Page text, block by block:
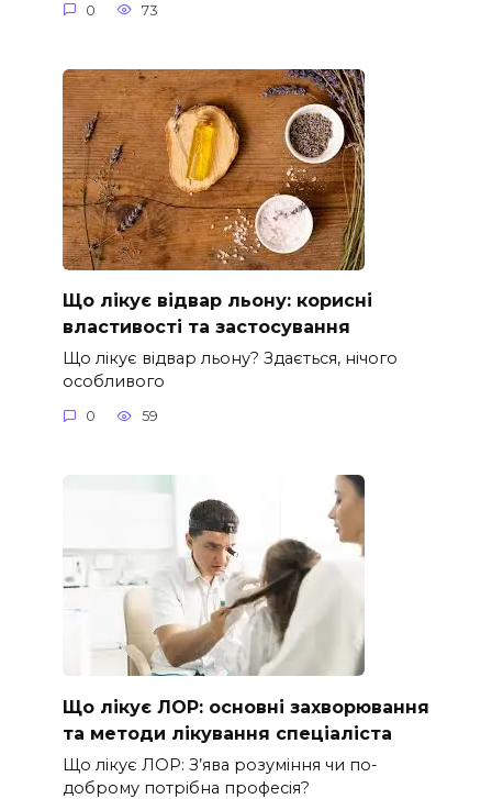
0 73
Що лікує відвар льону: корисні
властивості та застосування
Що лікує відвар льону? Здається, нічого
особливого
0 59
Що лікує ЛОР: основні захворювання
та методи лікування спеціаліста
Що лікує ЛОР: З’ява розуміння чи по-
доброму потрібна професія?